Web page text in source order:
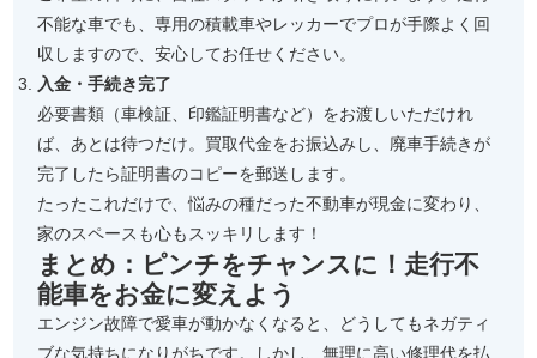
不能な車でも、専用の積載車やレッカーでプロが手際よく回
収しますので、安心してお任せください。
入金・手続き完了
必要書類（車検証、印鑑証明書など）をお渡しいただけれ
ば、あとは待つだけ。買取代金をお振込みし、廃車手続きが
完了したら証明書のコピーを郵送します。
たったこれだけで、悩みの種だった不動車が現金に変わり、
家のスペースも心もスッキリします！
まとめ：ピンチをチャンスに！走行不
能車をお金に変えよう
エンジン故障で愛車が動かなくなると、どうしてもネガティ
ブな気持ちになりがちです。しかし、無理に高い修理代を払